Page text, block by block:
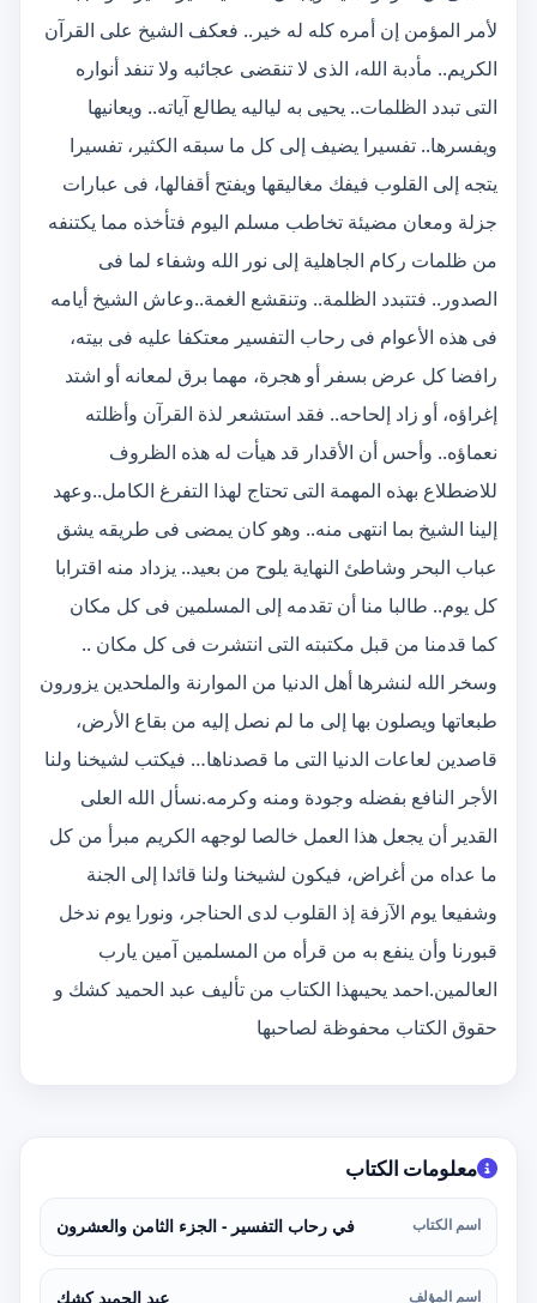
لأمر المؤمن إن أمره كله له خير.. فعكف الشيخ على القرآن
الكريم.. مأدبة الله، الذى لا تنقضى عجائبه ولا تنفد أنواره
التى تبدد الظلمات.. يحيى به لياليه يطالع آياته.. ويعانيها
ويفسرها.. تفسيرا يضيف إلى كل ما سبقه الكثير، تفسيرا
يتجه إلى القلوب فيفك مغاليقها ويفتح أقفالها، فى عبارات
جزلة ومعان مضيئة تخاطب مسلم اليوم فتأخذه مما يكتنفه
من ظلمات ركام الجاهلية إلى نور الله وشفاء لما فى
الصدور.. فتتبدد الظلمة.. وتنقشع الغمة..وعاش الشيخ أيامه
فى هذه الأعوام فى رحاب التفسير معتكفا عليه فى بيته،
رافضا كل عرض بسفر أو هجرة، مهما برق لمعانه أو اشتد
إغراؤه، أو زاد إلحاحه.. فقد استشعر لذة القرآن وأظلته
نعماؤه.. وأحس أن الأقدار قد هيأت له هذه الظروف
للاضطلاع بهذه المهمة التى تحتاج لهذا التفرغ الكامل..وعهد
إلينا الشيخ بما انتهى منه.. وهو كان يمضى فى طريقه يشق
عباب البحر وشاطئ النهاية يلوح من بعيد.. يزداد منه اقترابا
كل يوم.. طالبا منا أن تقدمه إلى المسلمين فى كل مكان
كما قدمنا من قبل مكتبته التى انتشرت فى كل مكان ..
وسخر الله لنشرها أهل الدنيا من الموارنة والملحدين يزورون
طبعاتها ويصلون بها إلى ما لم نصل إليه من بقاع الأرض،
قاصدين لعاعات الدنيا التى ما قصدناها… فيكتب لشيخنا ولنا
الأجر النافع بفضله وجودة ومنه وكرمه.نسأل الله العلى
القدير أن يجعل هذا العمل خالصا لوجهه الكريم مبرأ من كل
ما عداه من أغراض، فيكون لشيخنا ولنا قائدا إلى الجنة
وشفيعا يوم الآزفة إذ القلوب لدى الحناجر، ونورا يوم ندخل
قبورنا وأن ينفع به من قرأه من المسلمين آمين يارب
العالمين.احمد يحيىهذا الكتاب من تأليف عبد الحميد كشك و
حقوق الكتاب محفوظة لصاحبها
معلومات الكتاب
اسم الكتاب في رحاب التفسير - الجزء الثامن والعشرون
اسم المؤلف عبد الحميد كشك